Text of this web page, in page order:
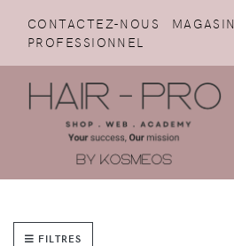
CONTACTEZ-NOUS MAGASIN
PROFESSIONNEL
FILTRES